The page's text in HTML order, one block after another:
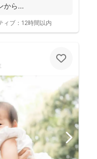
から...
ィブ： 12時間以内